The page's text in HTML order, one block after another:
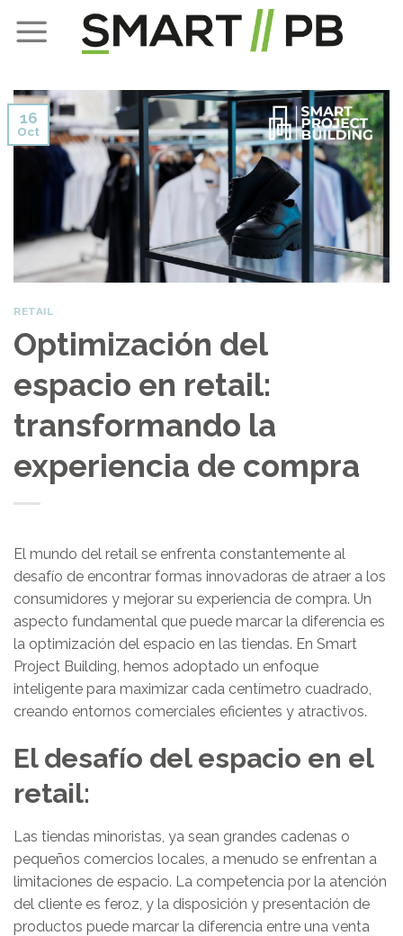
16
Oct
RETAIL
Optimización del
espacio en retail:
transformando la
experiencia de compra
El mundo del retail se enfrenta constantemente al
desafío de encontrar formas innovadoras de atraer a los
consumidores y mejorar su experiencia de compra. Un
aspecto fundamental que puede marcar la diferencia es
la optimización del espacio en las tiendas. En Smart
Project Building, hemos adoptado un enfoque
inteligente para maximizar cada centímetro cuadrado,
creando entornos comerciales eficientes y atractivos.
El desafío del espacio en el
retail:
Las tiendas minoristas, ya sean grandes cadenas o
pequeños comercios locales, a menudo se enfrentan a
limitaciones de espacio. La competencia por la atención
del cliente es feroz, y la disposición y presentación de
productos puede marcar la diferencia entre una venta